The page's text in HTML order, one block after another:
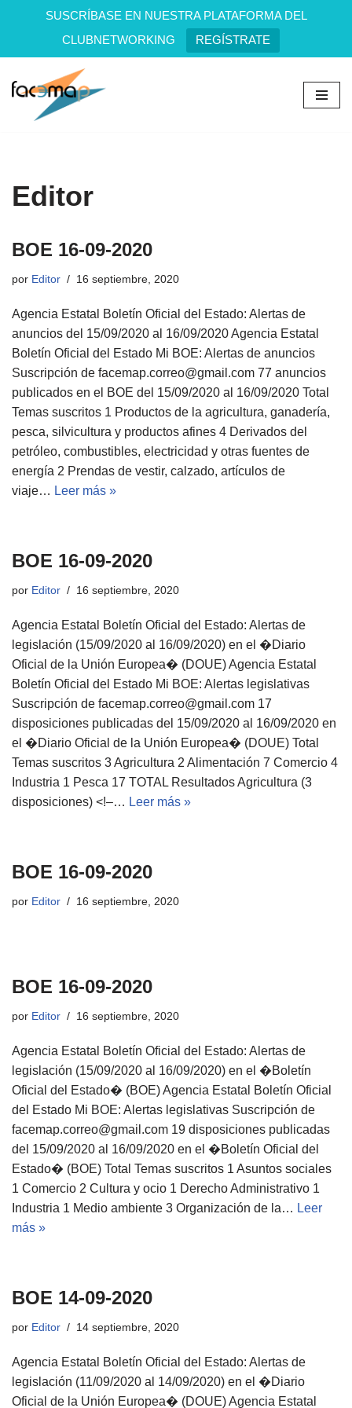
SUSCRÍBASE EN NUESTRA PLATAFORMA DEL
CLUBNETWORKING
REGÍSTRATE
Saltar
Editor
BOE 16-09-2020
por Editor 16 septiembre, 2020
Agencia Estatal Boletín Oficial del Estado: Alertas de
anuncios del 15/09/2020 al 16/09/2020 Agencia Estatal
Boletín Oficial del Estado Mi BOE: Alertas de anuncios
Suscripción de facemap.correo@gmail.com 77 anuncios
publicados en el BOE del 15/09/2020 al 16/09/2020 Total
Temas suscritos 1 Productos de la agricultura, ganadería,
pesca, silvicultura y productos afines 4 Derivados del
petróleo, combustibles, electricidad y otras fuentes de
energía 2 Prendas de vestir, calzado, artículos de
viaje… Leer más »
BOE 16-09-2020
por Editor 16 septiembre, 2020
Agencia Estatal Boletín Oficial del Estado: Alertas de
legislación (15/09/2020 al 16/09/2020) en el �Diario
Oficial de la Unión Europea� (DOUE) Agencia Estatal
Boletín Oficial del Estado Mi BOE: Alertas legislativas
Suscripción de facemap.correo@gmail.com 17
disposiciones publicadas del 15/09/2020 al 16/09/2020 en
el �Diario Oficial de la Unión Europea� (DOUE) Total
Temas suscritos 3 Agricultura 2 Alimentación 7 Comercio 4
Industria 1 Pesca 17 TOTAL Resultados Agricultura (3
disposiciones) <!–… Leer más »
BOE 16-09-2020
por Editor 16 septiembre, 2020
BOE 16-09-2020
por Editor 16 septiembre, 2020
Agencia Estatal Boletín Oficial del Estado: Alertas de
legislación (15/09/2020 al 16/09/2020) en el �Boletín
Oficial del Estado� (BOE) Agencia Estatal Boletín Oficial
del Estado Mi BOE: Alertas legislativas Suscripción de
facemap.correo@gmail.com 19 disposiciones publicadas
del 15/09/2020 al 16/09/2020 en el �Boletín Oficial del
Estado� (BOE) Total Temas suscritos 1 Asuntos sociales
1 Comercio 2 Cultura y ocio 1 Derecho Administrativo 1
Industria 1 Medio ambiente 3 Organización de la… Leer
más »
BOE 14-09-2020
por Editor 14 septiembre, 2020
Agencia Estatal Boletín Oficial del Estado: Alertas de
legislación (11/09/2020 al 14/09/2020) en el �Diario
Oficial de la Unión Europea� (DOUE) Agencia Estatal